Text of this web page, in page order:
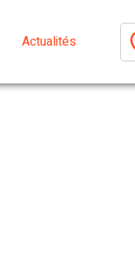
Actualités